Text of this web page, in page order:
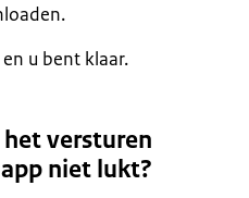
u bent klaar.
versturen
niet lukt?